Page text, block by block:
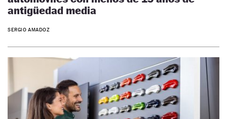
antigüedad media
SERGIO AMADOZ